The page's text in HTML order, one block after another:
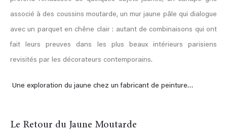
associé à des coussins moutarde, un mur jaune pâle qui dialogue
avec un parquet en chêne clair : autant de combinaisons qui ont
fait leurs preuves dans les plus beaux intérieurs parisiens
revisités par les décorateurs contemporains.
Une exploration du jaune chez un fabricant de peinture…
Le Retour du Jaune Moutarde